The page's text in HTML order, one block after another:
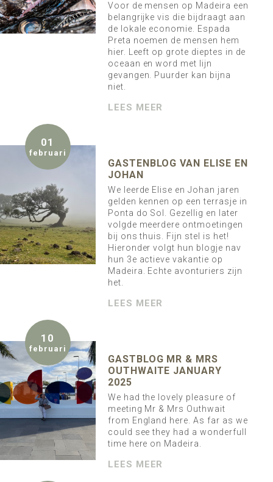
Voor de mensen op Madeira een
belangrijke vis die bijdraagt aan
de lokale economie. Espada
Preta noemen de mensen hem
hier. Leeft op grote dieptes in de
oceaan en word met lijn
gevangen. Puurder kan bijna
niet.
LEES MEER
01
februari
GASTENBLOG VAN ELISE EN
JOHAN
We leerde Elise en Johan jaren
gelden kennen op een terrasje in
Ponta do Sol. Gezellig en later
volgde meerdere ontmoetingen
bij ons thuis. Fijn stel is het!
Hieronder volgt hun blogje nav
hun 3e actieve vakantie op
Madeira. Echte avonturiers zijn
het.
LEES MEER
10
februari
GASTBLOG MR & MRS
OUTHWAITE JANUARY
2025
We had the lovely pleasure of
meeting Mr & Mrs Outhwait
from England here. As far as we
could see they had a wonderfull
time here on Madeira.
LEES MEER